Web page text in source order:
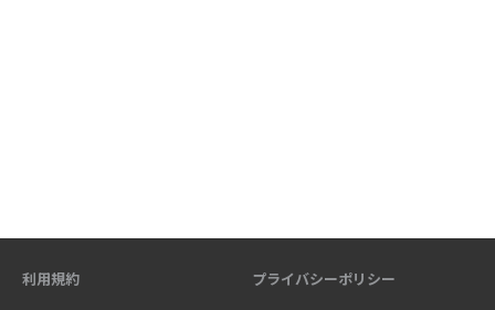
利用規約 プライバシーポリシー